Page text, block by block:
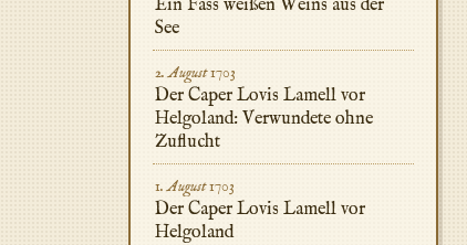
See
2. August 1703
Der Caper Lovis Lamell vor
Helgoland: Verwundete ohne
Zuflucht
1. August 1703
Der Caper Lovis Lamell vor
Helgoland